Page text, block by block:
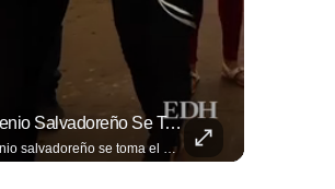
El Ingenio Salvadoreño Se Toma El Mercado Dueñas De Cara Al Mundial 2026.
El ingenio salvadoreño se toma el Mercado Dueñas de cara al Mundial 2026. Los comerciantes transformaron los 13 pasillos en una fiesta futbolística que incluye desde banderas gigantes hasta representaciones Lee más ➡️ eldiariodehoy.com